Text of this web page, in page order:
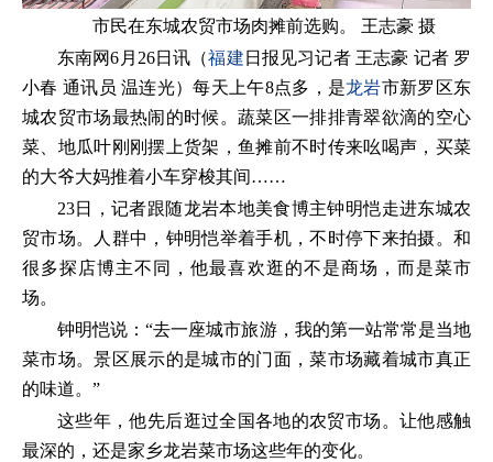
市民在东城农贸市场肉摊前选购。 王志豪 摄
东南网6月26日讯（福建 日报见习记者 王志豪 记者 罗
小春 通讯员 温连光）每天上午8点多，是龙岩市新罗区东
城农贸市场最热闹的时候。蔬菜区一排排青翠欲滴的空心
菜、地瓜叶刚刚摆上货架，鱼摊前不时传来吆喝声，买菜
的大爷大妈推着小车穿梭其间……
23日，记者跟随龙岩本地美食博主钟明恺走进东城农
贸市场。人群中，钟明恺举着手机，不时停下来拍摄。和
很多探店博主不同，他最喜欢逛的不是商场，而是菜市
场。
钟明恺说：“去一座城市旅游，我的第一站常常是当地
菜市场。景区展示的是城市的门面，菜市场藏着城市真正
的味道。”
这些年，他先后逛过全国各地的农贸市场。让他感触
最深的，还是家乡龙岩菜市场这些年的变化。